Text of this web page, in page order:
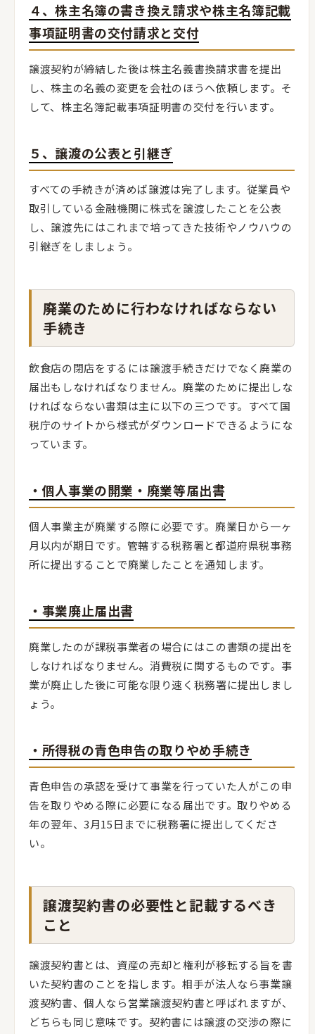
４、株主名簿の書き換え請求や株主名簿記載
事項証明書の交付請求と交付
譲渡契約が締結した後は株主名義書換請求書を提出
し、株主の名義の変更を会社のほうへ依頼します。そ
して、株主名簿記載事項証明書の交付を行います。
５、譲渡の公表と引継ぎ
すべての手続きが済めば譲渡は完了します。従業員や
取引している金融機関に株式を譲渡したことを公表
し、譲渡先にはこれまで培ってきた技術やノウハウの
引継ぎをしましょう。
廃業のために行わなければならない
手続き
飲食店の閉店をするには譲渡手続きだけでなく廃業の
届出もしなければなりません。廃業のために提出しな
ければならない書類は主に以下の三つです。すべて国
税庁のサイトから様式がダウンロードできるようにな
っています。
・個人事業の開業・廃業等届出書
個人事業主が廃業する際に必要です。廃業日から一ヶ
月以内が期日です。管轄する税務署と都道府県税事務
所に提出することで廃業したことを通知します。
・事業廃止届出書
廃業したのが課税事業者の場合にはこの書類の提出を
しなければなりません。消費税に関するものです。事
業が廃止した後に可能な限り速く税務署に提出しまし
ょう。
・所得税の青色申告の取りやめ手続き
青色申告の承認を受けて事業を行っていた人がこの申
告を取りやめる際に必要になる届出です。取りやめる
年の翌年、3月15日までに税務署に提出してくださ
い。
譲渡契約書の必要性と記載するべき
こと
譲渡契約書とは、資産の売却と権利が移転する旨を書
いた契約書のことを指します。相手が法人なら事業譲
渡契約書、個人なら営業譲渡契約書と呼ばれますが、
どちらも同じ意味です。契約書には譲渡の交渉の際に